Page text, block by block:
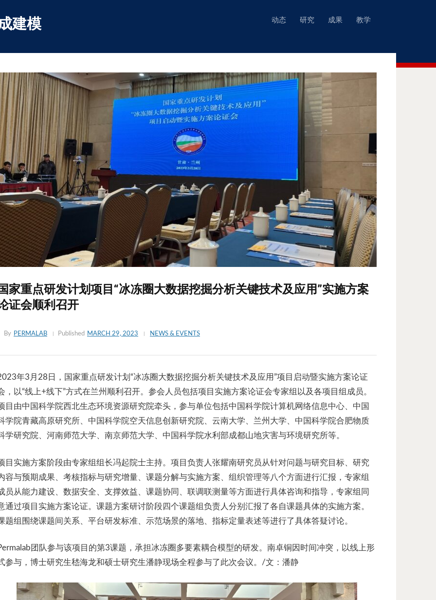
建模 动态 研究 成果 教学
家重点研发计划项目“冰冻圈大数据挖掘分析关键技术及应用”实施方案
证会顺利召开
By PERMALAB Published MARCH 29, 2023 NEWS & EVENTS
年3月28日，国家重点研发计划“冰冻圈大数据挖掘分析关键技术及应用”项目启动暨实施方案论证
，以“线上+线下”方式在兰州顺利召开。参会人员包括项目实施方案论证会专家组以及各项目组成员。
目由中国科学院西北生态环境资源研究院牵头，参与单位包括中国科学院计算机网络信息中心、中国
学院青藏高原研究所、中国科学院空天信息创新研究院、云南大学、兰州大学、中国科学院合肥物质
学研究院、河南师范大学、南京师范大学、中国科学院水利部成都山地灾害与环境研究所等。
目实施方案阶段由专家组组长冯起院士主持。项目负责人张耀南研究员从针对问题与研究目标、研究
容与预期成果、考核指标与研究增量、课题分解与实施方案、组织管理等八个方面进行汇报，专家组
员从能力建设、数据安全、支撑效益、课题协同、联调联测量等方面进行具体咨询和指导，专家组同
通过项目实施方案论证。课题方案研讨阶段四个课题组负责人分别汇报了各自课题具体的实施方案。
题组围绕课题间关系、平台研发标准、示范场景的落地、指标定量表述等进行了具体答疑讨论。
团队参与该项目的第3课题，承担冰冻圈多要素耦合模型的研发。南卓铜因时间冲突，以线上形
参与，博士研究生嵇海龙和硕士研究生潘静现场全程参与了此次会议。/文：潘静